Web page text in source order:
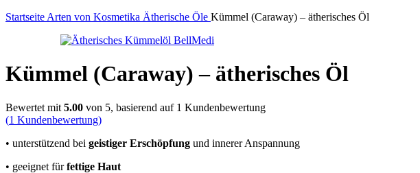
Startseite Arten von Kosmetika Ätherische Öle Kümmel (Caraway) – ätherisches Öl
Kümmel (Caraway) – ätherisches Öl
Bewertet mit 5.00 von 5, basierend auf 1 Kundenbewertung
(1 Kundenbewertung)
• unterstützend bei geistiger Erschöpfung und innerer Anspannung
• geeignet fürfettige Haut